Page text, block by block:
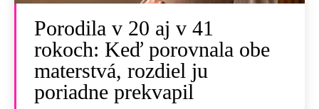
Porodila v 20 aj v 41
rokoch: Keď porovnala obe
materstvá, rozdiel ju
poriadne prekvapil